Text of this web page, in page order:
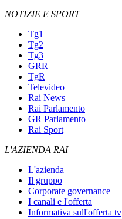
NOTIZIE E SPORT
Tg1
Tg2
Tg3
GRR
TgR
Televideo
Rai News
Rai Parlamento
GR Parlamento
Rai Sport
L'AZIENDA RAI
L'azienda
Il gruppo
Corporate governance
I canali e l'offerta
Informativa sull'offerta tv